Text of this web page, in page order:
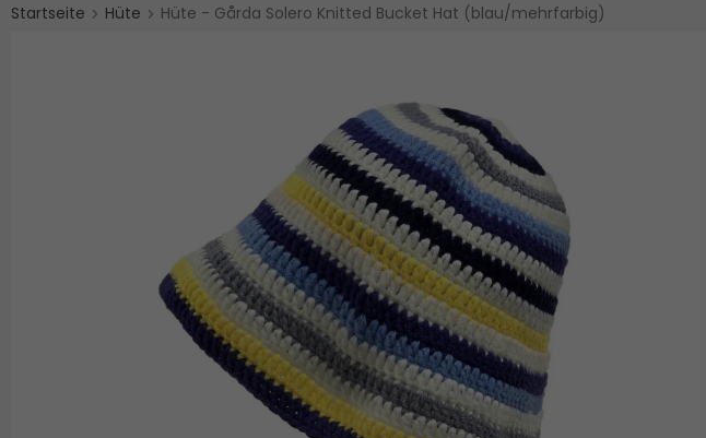
Startseite Hüte Hüte - Gårda Solero Knitted Bucket Hat (blau/mehrfarbig)